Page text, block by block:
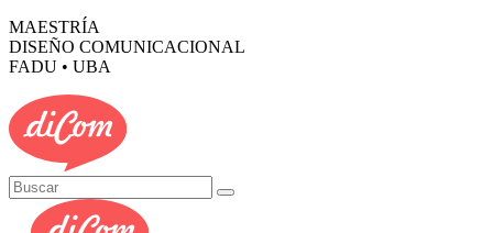
MAESTRÍA
DISEÑO COMUNICACIONAL
FADU • UBA